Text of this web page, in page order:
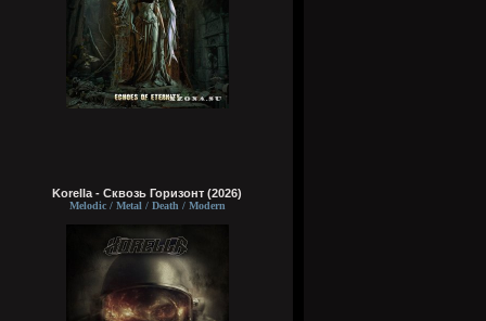
Korella - Сквозь Горизонт (2026)
Melodic / Metal / Death / Modern